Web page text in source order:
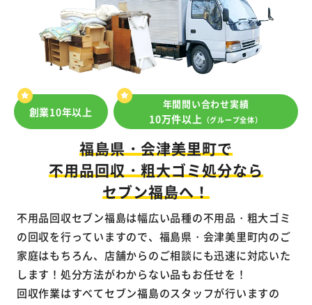
創業10年以上
年間問い合わせ実績
10万件以上 （グループ全体）
福島県・会津美里町で
不用品回収・粗大ゴミ処分なら
セブン福島へ！
不用品回収セブン福島は幅広い品種の不用品・粗大ゴミ
の回収を行っていますので、福島県・会津美里町内のご
家庭はもちろん、店舗からのご相談にも迅速に対応いた
します！処分方法がわからない品もお任せを！
回収作業はすべてセブン福島のスタッフが行いますの